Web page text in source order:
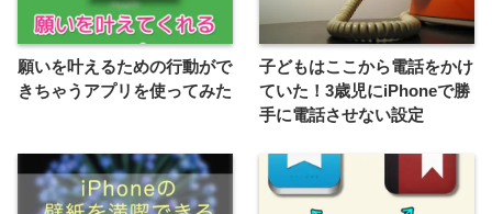
願いを叶えるための行動がで
きちゃうアプリを使ってみた
子どもはここから電話をかけ
ていた！3歳児にiPhoneで勝
手に電話させない設定